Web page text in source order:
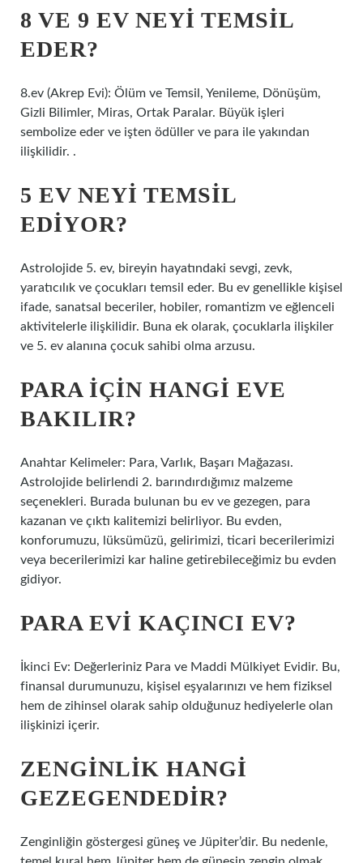
8 VE 9 EV NEYI TEMSIL
EDER?
8.ev (Akrep Evi): Ölüm ve Temsil, Yenileme, Dönüşüm,
Gizli Bilimler, Miras, Ortak Paralar. Büyük işleri
sembolize eder ve işten ödüller ve para ile yakından
ilişkilidir. .
5 EV NEYI TEMSIL
EDIYOR?
Astrolojide 5. ev, bireyin hayatındaki sevgi, zevk,
yaratıcılık ve çocukları temsil eder. Bu ev genellikle kişisel
ifade, sanatsal beceriler, hobiler, romantizm ve eğlenceli
aktivitelerle ilişkilidir. Buna ek olarak, çocuklarla ilişkiler
ve 5. ev alanına çocuk sahibi olma arzusu.
PARA IÇIN HANGI EVE
BAKILIR?
Anahtar Kelimeler: Para, Varlık, Başarı Mağazası.
Astrolojide belirlendi 2. barındırdığımız malzeme
seçenekleri. Burada bulunan bu ev ve gezegen, para
kazanan ve çıktı kalitemizi belirliyor. Bu evden,
konforumuzu, lüksümüzü, gelirimizi, ticari becerilerimizi
veya becerilerimizi kar haline getirebileceğimiz bu evden
gidiyor.
PARA EVI KAÇINCI EV?
İkinci Ev: Değerleriniz Para ve Maddi Mülkiyet Evidir. Bu,
finansal durumunuzu, kişisel eşyalarınızı ve hem fiziksel
hem de zihinsel olarak sahip olduğunuz hediyelerle olan
ilişkinizi içerir.
ZENGINLIK HANGI
GEZEGENDEDIR?
Zenginliğin göstergesi güneş ve Jüpiter’dir. Bu nedenle,